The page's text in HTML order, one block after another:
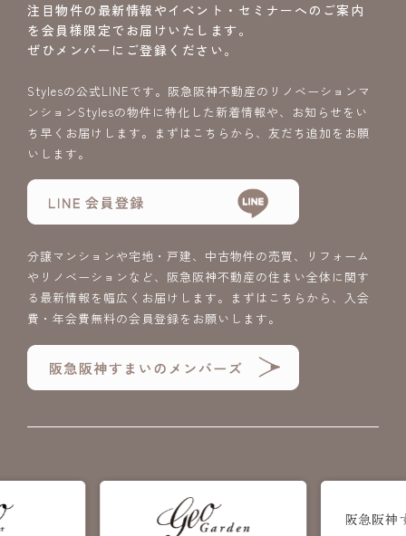
注目物件の最新情報やイベント・セミナーへのご案内
を会員様限定でお届けいたします。
ぜひメンバーにご登録ください。
Stylesの公式LINEです。阪急阪神不動産のリノベーションマ
ンションStylesの物件に特化した新着情報や、お知らせをい
ち早くお届けします。まずはこちらから、友だち追加をお願
いします。
分譲マンションや宅地・戸建、中古物件の売買、リフォーム
やリノベーションなど、阪急阪神不動産の住まい全体に関す
る最新情報を幅広くお届けします。まずはこちらから、入会
費・年会費無料の会員登録をお願いします。